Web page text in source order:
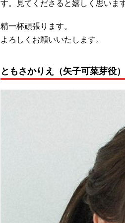
す。見てくださると嬉しく思いま
精一杯頑張ります。
よろしくお願いいたします。
ともさかりえ（矢子可菜芽役）